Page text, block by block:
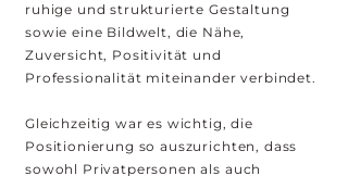
ruhige und strukturierte Gestaltung
sowie eine Bildwelt, die Nähe,
Zuversicht, Positivität und
Professionalität miteinander verbindet.
Gleichzeitig war es wichtig, die
Positionierung so auszurichten, dass
sowohl Privatpersonen als auch